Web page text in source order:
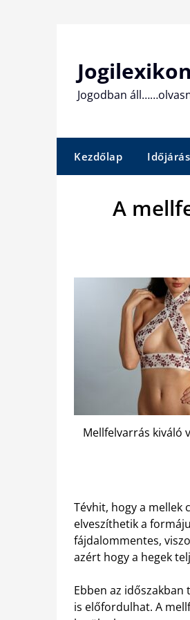
Jogilexikon
Jogodban
Kezdőlap
A
Mellfelvarrás kiváló
Tévhit, hogy a mellek
elveszíthetik a
fájdalommentes,
azért hogy a hegek
Ebben az
is előfordulhat. A